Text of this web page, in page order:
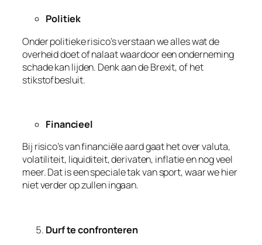
Politiek
Onder politieke risico’s verstaan we alles wat de
overheid doet of nalaat waardoor een onderneming
schade kan lijden. Denk aan de Brexit, of het
stikstofbesluit.
Financieel
Bij risico’s van financiële aard gaat het over valuta,
volatiliteit, liquiditeit, derivaten, inflatie en nog veel
meer. Dat is een speciale tak van sport, waar we hier
niet verder op zullen ingaan.
Durf te confronteren